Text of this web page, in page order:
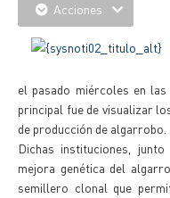
Acciones
el pasado miércoles en
principal fue de visualizar
de producción de algarrobo.
Dichas instituciones,
mejora genética del
semillero clonal que